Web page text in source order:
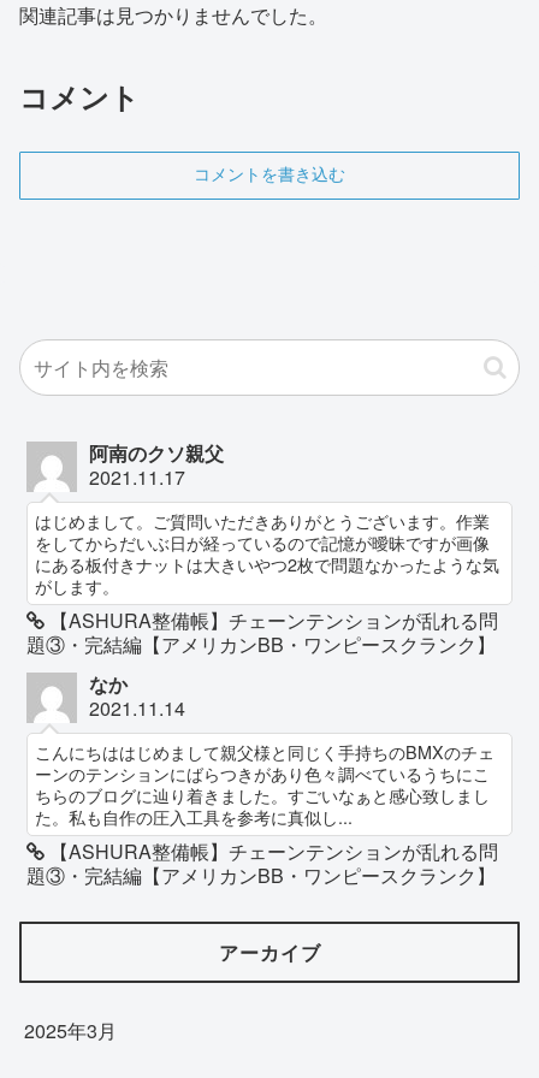
関連記事は見つかりませんでした。
コメント
コメントを書き込む
阿南のクソ親父
2021.11.17
はじめまして。ご質問いただきありがとうございます。作業
をしてからだいぶ日が経っているので記憶が曖昧ですが画像
にある板付きナットは大きいやつ2枚で問題なかったような気
がします。
【ASHURA整備帳】チェーンテンションが乱れる問
題③・完結編【アメリカンBB・ワンピースクランク】
なか
2021.11.14
こんにちははじめまして親父様と同じく手持ちのBMXのチェ
ーンのテンションにばらつきがあり色々調べているうちにこ
ちらのブログに辿り着きました。すごいなぁと感心致しまし
た。私も自作の圧入工具を参考に真似し...
【ASHURA整備帳】チェーンテンションが乱れる問
題③・完結編【アメリカンBB・ワンピースクランク】
アーカイブ
2025年3月